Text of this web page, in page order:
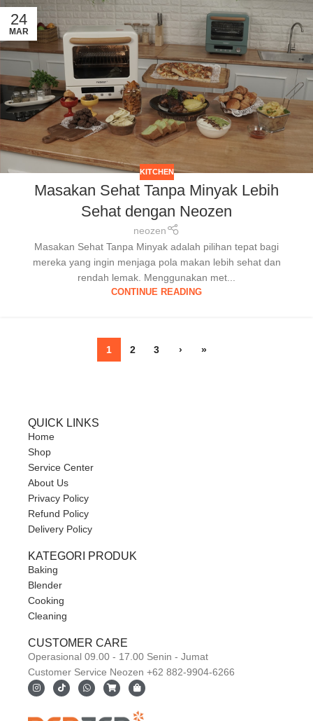
24
MAR
KITCHEN
Masakan Sehat Tanpa Minyak Lebih
Sehat dengan Neozen
neozen
Masakan Sehat Tanpa Minyak adalah pilihan tepat bagi
mereka yang ingin menjaga pola makan lebih sehat dan
rendah lemak. Menggunakan met...
CONTINUE READING
1 2 3 › »
QUICK LINKS
Home
Shop
Service Center
About Us
Privacy Policy
Refund Policy
Delivery Policy
KATEGORI PRODUK
Baking
Blender
Cooking
Cleaning
CUSTOMER CARE
Operasional 09.00 - 17.00 Senin - Jumat
Customer Service Neozen +62 882-9904-6266